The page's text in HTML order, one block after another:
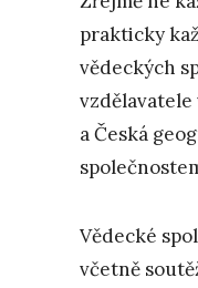
prakticky
vědeckých
vzdělavatele
a Česká
Vědecké
včetně